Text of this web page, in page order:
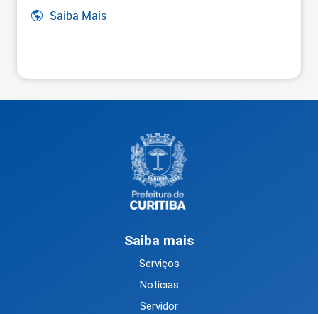
Saiba Mais
Saiba mais
Serviços
Notícias
Servidor